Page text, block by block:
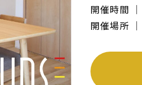
開催時間
開催場所